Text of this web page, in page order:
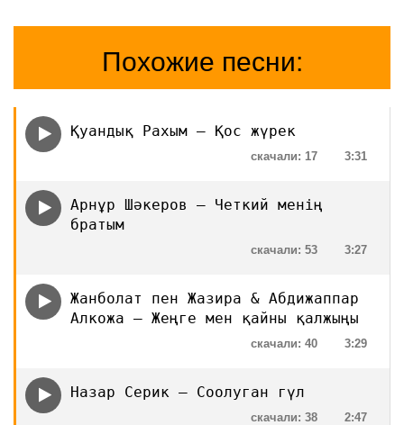
Похожие песни:
Қуандық Рахым – Қос жүрек
3:31
скачали: 17
Арнұр Шәкеров — Четкий менің
братым
3:27
скачали: 53
Жанболат пен Жазира & Абдижаппар
Алкожа — Жеңге мен қайны қалжыңы
3:29
скачали: 40
Назар Серик — Соолуган гүл
2:47
скачали: 38